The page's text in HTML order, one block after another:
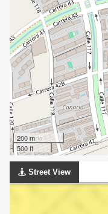
200 m
500 ft
Street View